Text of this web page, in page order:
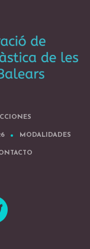
MODALIDADES